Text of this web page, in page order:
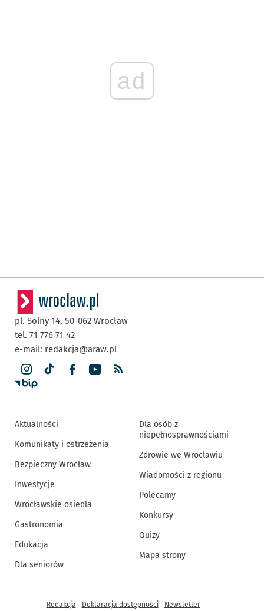
ad
pl. Solny 14, 50-062 Wrocław
tel. 71 776 71 42
e-mail: redakcja@araw.pl
Aktualności
Komunikaty i ostrzeżenia
Bezpieczny Wrocław
Inwestycje
Wrocławskie osiedla
Gastronomia
Edukacja
Dla seniorów
Dla osób z
niepełnosprawnościami
Zdrowie we Wrocławiu
Wiadomości z regionu
Polecamy
Konkursy
Quizy
Mapa strony
Inne informacje
Redakcja Deklaracja dostępności Newsletter